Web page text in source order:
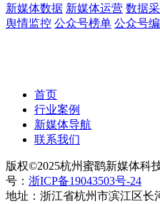
新媒体数据 新媒体运营 数据
舆情监控 公众号榜单 公众号
首页
行业案例
新媒体导航
联系我们
版权©2025杭州蜜鹞新媒体科
号： 浙ICP备19043503号-24
地址：浙江省杭州市滨江区长